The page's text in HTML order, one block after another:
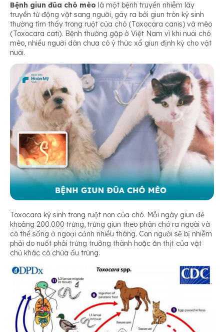
Bệnh giun đũa chó mèo là một bệnh truyền nhiễm lây
truyền từ động vật sang người, gây ra bởi giun tròn ký sinh
thường tìm thấy trong ruột của chó (Toxocara canis) và mèo
(Toxocara cati). Bệnh thường gặp ở Việt Nam vì khi nuôi chó
mèo, nhiều người dân chưa có ý thức xổ giun định kỳ cho vật
nuôi.
Toxocara ký sinh trong ruột non của chó. Mỗi ngày giun đẻ
khoảng 200.000 trứng, trứng giun theo phân chó ra ngoài và
có thể sống ở ngoại cảnh nhiều tháng. Con người sẽ bị nhiễm
phải do nuốt phải trứng trưởng thành hoặc ăn thịt của vật
chủ khác có chứa ấu trùng.